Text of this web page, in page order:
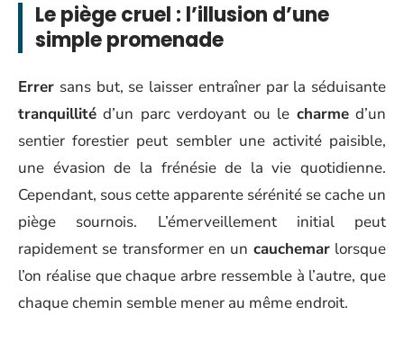
Le piège cruel : l’illusion d’une
simple promenade
Errer sans but, se laisser entraîner par la séduisante
tranquillité d’un parc verdoyant ou le charmed’un
sentier forestier peut sembler une activité paisible,
une évasion de la frénésie de la vie quotidienne.
Cependant, sous cette apparente sérénité se cache un
piège sournois. L’émerveillement initial peut
rapidement se transformer en un cauchemarlorsque
l’on réalise que chaque arbre ressemble à l’autre, que
chaque chemin semble mener au même endroit.